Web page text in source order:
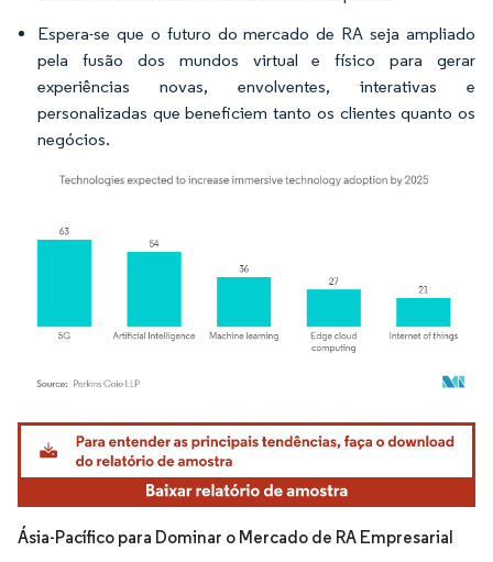
Espera-se que o futuro do mercado de RA seja ampliado
pela fusão dos mundos virtual e físico para gerar
experiências novas, envolventes, interativas e
personalizadas que beneficiem tanto os clientes quanto os
negócios.
Imagem © Mordor Intelligence. O reuso requer atribuição conforme CC BY 4.0.
Ásia-Pacífico para Dominar o Mercado de RA Empresarial